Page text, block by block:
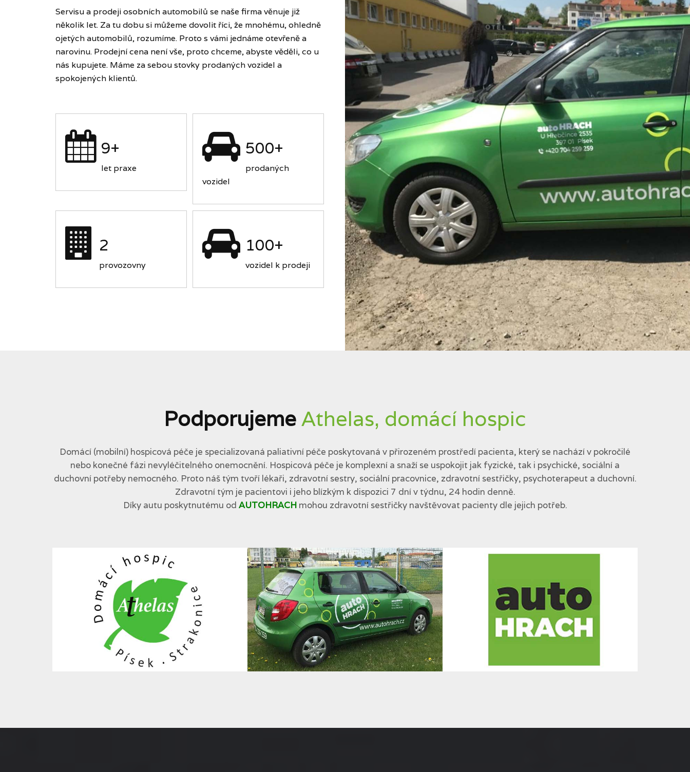
Servisu a prodeji osobních automobilů se naše firma věnuje již
několik let. Za tu dobu si můžeme dovolit říci, že mnohému, ohledně
ojetých automobilů, rozumíme. Proto s vámi jednáme otevřeně a
narovinu. Prodejní cena není vše, proto chceme, abyste věděli, co u
nás kupujete. Máme za sebou stovky prodaných vozidel a
spokojených klientů.
9+
let praxe
500+
prodaných
vozidel
2
provozovny
100+
vozidel k prodeji
PodporujemeAthelas, domácí hospic
Domácí (mobilní) hospicová péče je specializovaná paliativní péče poskytovaná v přirozeném prostředí pacienta, který se nachází v pokročilé
nebo konečné fázi nevyléčitelného onemocnění. Hospicová péče je komplexní a snaží se uspokojit jak fyzické, tak i psychické, sociální a
duchovní potřeby nemocného. Proto náš tým tvoří lékaři, zdravotní sestry, sociální pracovnice, zdravotní sestřičky, psychoterapeut a duchovní.
Zdravotní tým je pacientovi i jeho blízkým k dispozici 7 dní v týdnu, 24 hodin denně.
Díky autu poskytnutému od AUTOHRACHmohou zdravotní sestřičky navštěvovat pacienty dle jejich potřeb.